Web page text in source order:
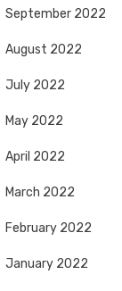
September 2022
August 2022
July 2022
May 2022
April 2022
March 2022
February 2022
January 2022